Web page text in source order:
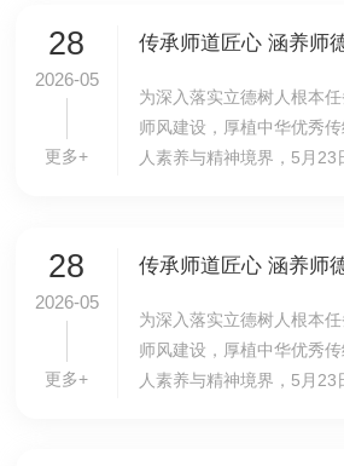
28
2026-05
更多+
为深入落实立德树人根本
师风建设，厚植中华优秀
人素养与精神境界，5月23
28
2026-05
更多+
为深入落实立德树人根本
师风建设，厚植中华优秀
人素养与精神境界，5月23